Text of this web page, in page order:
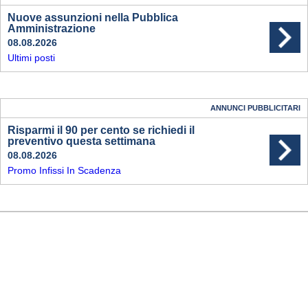
Nuove assunzioni nella Pubblica
Amministrazione
08.08.2026
Ultimi posti
ANNUNCI PUBBLICITARI
Risparmi il 90 per cento se richiedi il
preventivo questa settimana
08.08.2026
Promo Infissi In Scadenza